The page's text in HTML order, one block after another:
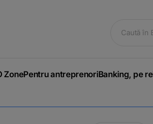
ZonePentru antreprenoriBanking, pe